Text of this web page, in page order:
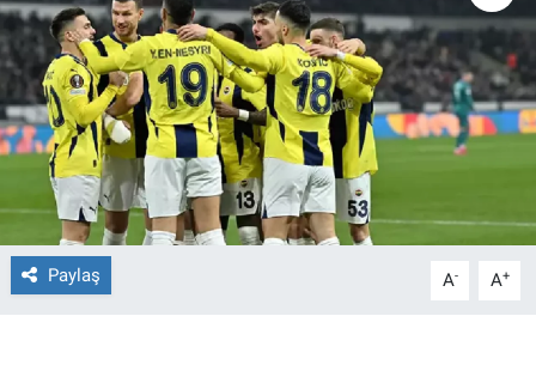
Paylaş A- A+
Eğlence
Ekonomi
Forum
Gerçeğin İzinde
Gün Başlıyor